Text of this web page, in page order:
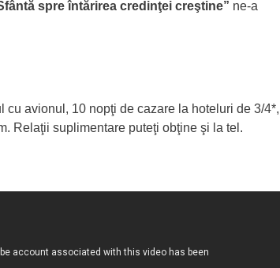
spre întărirea credinţei creştine” ne-a
cu avionul, 10 nopţi de cazare la hoteluri de 3/4*,
Relaţii suplimentare puteţi obţine şi la tel.